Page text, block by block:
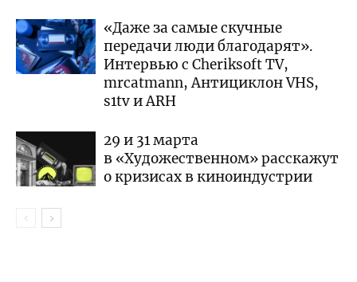
«Даже за самые скучные
передачи люди благодарят».
Интервью с Cheriksoft TV,
mrcatmann, Антициклон VHS,
s1tv и ARH
29 и 31 марта
в «Художественном» расскажут
о кризисах в киноиндустрии